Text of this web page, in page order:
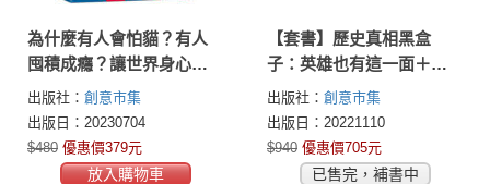
為什麼有人會怕貓？有人
囤積成癮？讓世界身心失
調的狂愛與恐懼之因
出版社： 創意市集
出版日：20230704
$480 優惠價379元
放入購物車
【套書】歷史真相黑盒
子：英雄也有這一面＋查
無此史
出版社： 創意市集
出版日：20221110
$940 優惠價705元
已售完，補書中